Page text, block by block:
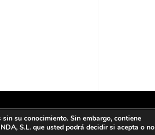
Aviso legal
su conocimiento. Sin embargo, contiene
S.L. que usted podrá decidir si acepta o no